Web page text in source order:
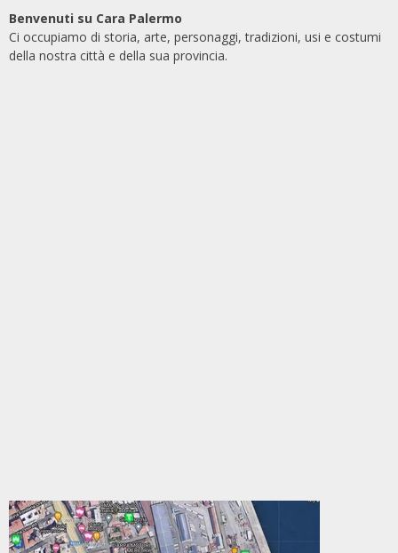
Benvenuti su Cara Palermo
Ci occupiamo di storia, arte, personaggi, tradizioni, usi e costumi
della nostra città e della sua provincia.